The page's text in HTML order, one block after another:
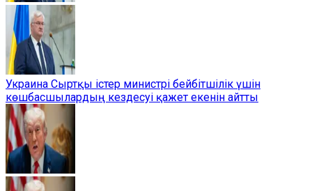
Украина Сыртқы істер министрі бейбітшілік үшін
көшбасшылардың кездесуі қажет екенін айтты